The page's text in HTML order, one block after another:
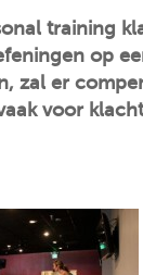
training
op
zal er
voor